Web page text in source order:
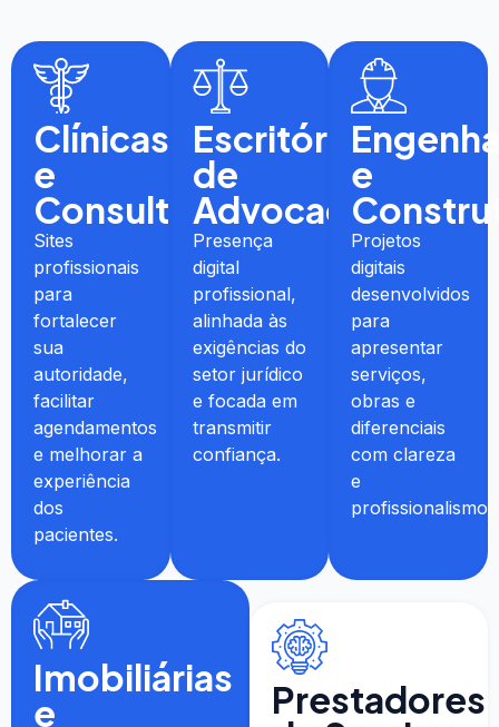
Clínicas
e
Consultórios
Sites
profissionais
para
fortalecer
sua
autoridade,
facilitar
agendamentos
e melhorar a
experiência
dos
pacientes.
Escritórios
de
Advocacia
Presença
digital
profissional,
alinhada às
exigências do
setor jurídico
e focada em
transmitir
confiança.
e
Projetos
digitais
desenvolvidos
para
apresentar
serviços,
obras e
diferenciais
com clareza
e
profissionalismo.
Imobiliárias
e
Prestadores